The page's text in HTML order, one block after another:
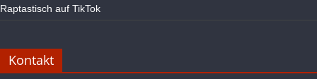
Raptastisch auf TikTok
Kontakt